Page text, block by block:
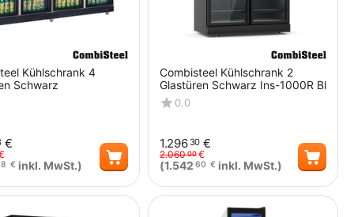
Kühlschrank 4
Schwarz
€
€ inkl. MwSt.)
Combisteel Kühlschrank 2
Glastüren Schwarz Ins-1000R Bl
0.0
1.296 30 €
2.06000€
(1.542 60 € inkl. MwSt.)